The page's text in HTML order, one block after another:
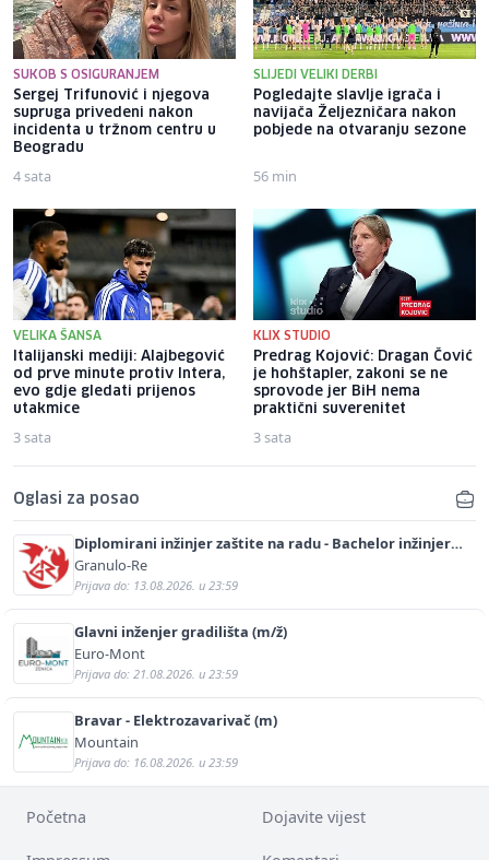
SUKOB S OSIGURANJEM
Sergej Trifunović i njegova
supruga privedeni nakon
incidenta u tržnom centru u
Beogradu
4 sata
SLIJEDI VELIKI DERBI
Pogledajte slavlje igrača i
navijača Željezničara nakon
pobjede na otvaranju sezone
56 min
VELIKA ŠANSA
Italijanski mediji: Alajbegović
od prve minute protiv Intera,
evo gdje gledati prijenos
utakmice
3 sata
KLIX STUDIO
Predrag Kojović: Dragan Čović
je hohštapler, zakoni se ne
sprovode jer BiH nema
praktični suverenitet
3 sata
Oglasi za posao
Diplomirani inžinjer zaštite na radu - Bachelor inžinjer
sigurnosti i pomoći (m/ž)
Granulo-Re
Prijava do: 13.08.2026. u 23:59
Glavni inženjer gradilišta (m/ž)
Euro-Mont
Prijava do: 21.08.2026. u 23:59
Bravar - Elektrozavarivač (m)
Mountain
Prijava do: 16.08.2026. u 23:59
Početna Dojavite vijest